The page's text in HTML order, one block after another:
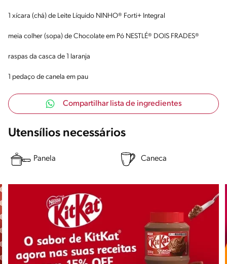
1 xícara (chá) de Leite Líquido NINHO® Forti+ Integral
meia colher (sopa) de Chocolate em Pó NESTLÉ® DOIS FRADES®
raspas da casca de 1 laranja
1 pedaço de canela em pau
Compartilhar lista de ingredientes
Utensílios necessários
Panela Caneca